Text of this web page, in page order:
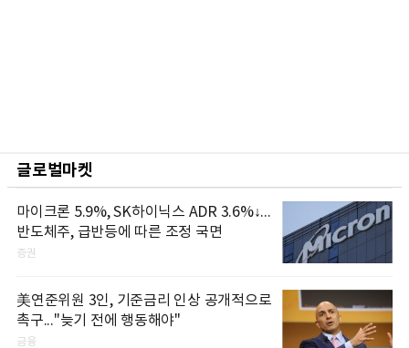
글로벌마켓
마이크론 5.9%, SK하이닉스 ADR 3.6%↓...
반도체주, 급반등에 따른 조정 국면
증권
美연준위원 3인, 기준금리 인상 공개적으로
촉구..."늦기 전에 행동해야"
금융